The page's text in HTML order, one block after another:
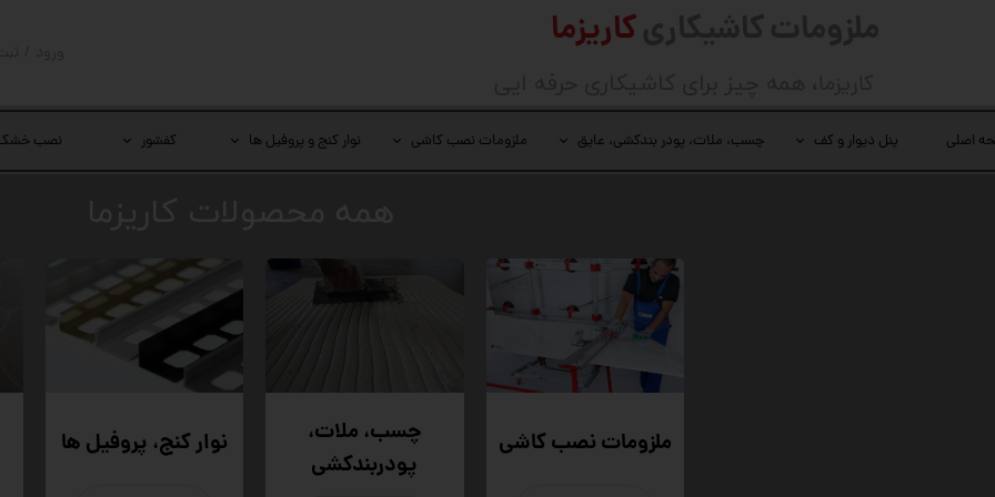
تغییر
کاریزما
اصلی پنل دیوار و کف چسب، ملات، پودر بندکشی، عایق ملزومات نصب کاشی نوار کنج و پروفیل ها کفشور نصب
ملزومات نصب کاشی
چسب، ملات،
پودربندکشی
نوار کنج، پروفیل ها